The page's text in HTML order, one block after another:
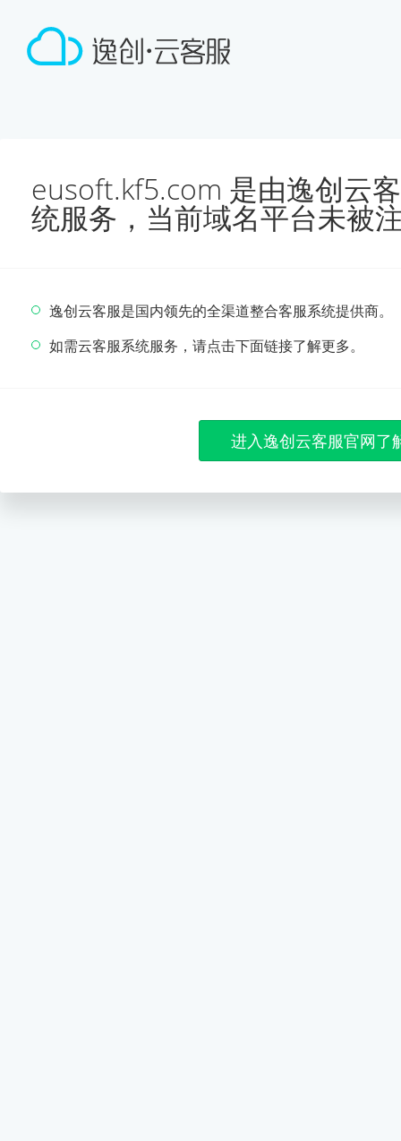
eusoft.kf5.com 是由逸创云
统服务，当前域名平台未被
逸创云客服是国内领先的全渠道整合客服系统提供商。
如需云客服系统服务，请点击下面链接了解更多。
进入逸创云客服官网了